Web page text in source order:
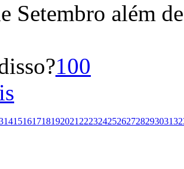
Setembro além
100
1415161718192021 2223242526272829303132